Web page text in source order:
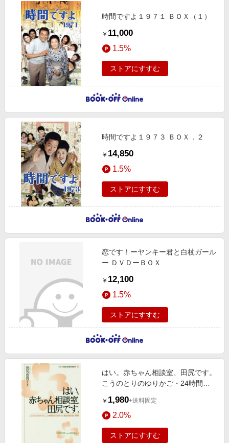
時間ですよ１９７１ ＢＯＸ（１）
￥ 11,000
1.5%
ストアにすすむ
時間ですよ１９７３ ＢＯＸ．２
￥ 14,850
1.5%
ストアにすすむ
恋です！ーヤンキー君と白杖ガール
ー ＤＶＤーＢＯＸ
￥ 12,100
1.5%
ストアにすすむ
はい。赤ちゃん相談室、田尻です。
こうのとりのゆりかご・24時間
￥ 1,980+送料固定
2.0%
ストアにすすむ